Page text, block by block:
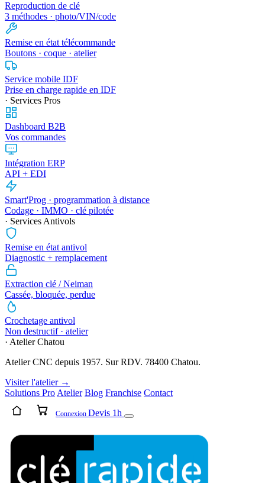
Reproduction de clé
3 méthodes · photo/VIN/code
Remise en état télécommande
Boutons · coque · atelier
Service mobile IDF
Prise en charge rapide en IDF
· Services Pros
Dashboard B2B
Vos commandes
Intégration ERP
API + EDI
Smart'Prog · programmation à distance
Codage · IMMO · clé pilotée
· Services Antivols
Remise en état antivol
Diagnostic + remplacement
Extraction clé / Neiman
Cassée, bloquée, perdue
Crochetage antivol
Non destructif · atelier
· Atelier Chatou
Atelier CNC depuis 1957. Sur RDV. 78400 Chatou.
Visiter l'atelier →
Solutions Pro Atelier Blog Franchise Contact
Connexion Devis 1h